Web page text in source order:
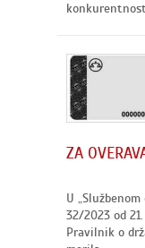
ZA
U
32/2023 od
Pravilnik o